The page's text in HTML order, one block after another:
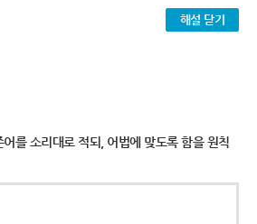
해설 닫기
를 소리대로 적되, 어법에 맞도록 함을 원칙